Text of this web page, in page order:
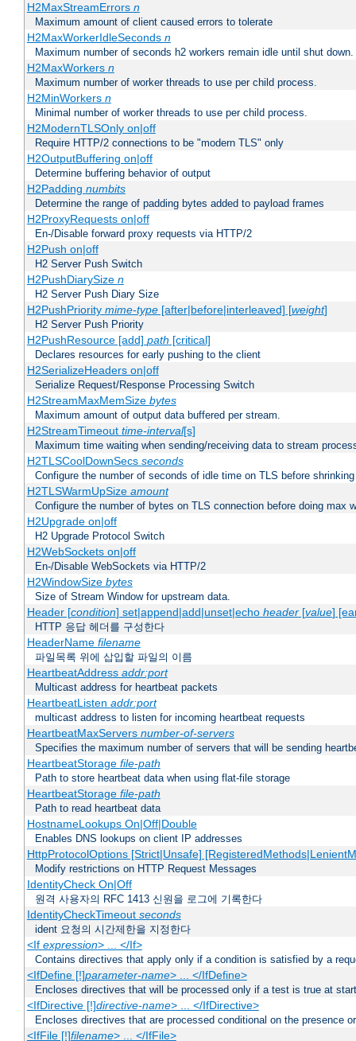
H2MaxStreamErrors n
Maximum amount of client caused errors to tolerate
H2MaxWorkerIdleSeconds n
Maximum number of seconds h2 workers remain idle until shut down.
H2MaxWorkers n
Maximum number of worker threads to use per child process.
H2MinWorkers n
Minimal number of worker threads to use per child process.
H2ModernTLSOnly on|off
Require HTTP/2 connections to be "modern TLS" only
H2OutputBuffering on|off
Determine buffering behavior of output
H2Padding numbits
Determine the range of padding bytes added to payload frames
H2ProxyRequests on|off
En-/Disable forward proxy requests via HTTP/2
H2Push on|off
H2 Server Push Switch
H2PushDiarySize n
H2 Server Push Diary Size
H2PushPriority mime-type[after|before|interleaved] [weight]
H2 Server Push Priority
H2PushResource [add] path [critical]
Declares resources for early pushing to the client
H2SerializeHeaders on|off
Serialize Request/Response Processing Switch
H2StreamMaxMemSize bytes
Maximum amount of output data buffered per stream.
H2StreamTimeout time-interval[s]
Maximum time waiting when sending/receiving data to stream
H2TLSCoolDownSecs seconds
Configure the number of seconds of idle time on TLS before
H2TLSWarmUpSize amount
Configure the number of bytes on TLS connection before doing max
H2Upgrade on|off
H2 Upgrade Protocol Switch
H2WebSockets on|off
En-/Disable WebSockets via HTTP/2
H2WindowSize bytes
Size of Stream Window for upstream data.
Header [condition] set|append|add|unset|echo header[value]
HTTP 응답 헤더를 구성한다
HeaderName filename
파일목록 위에 삽입할 파일의 이름
HeartbeatAddress addr:port
Multicast address for heartbeat packets
HeartbeatListen addr:port
multicast address to listen for incoming heartbeat requests
HeartbeatMaxServers number-of-servers
Specifies the maximum number of servers that will be sending
HeartbeatStorage file-path
Path to store heartbeat data when using flat-file storage
HeartbeatStorage file-path
Path to read heartbeat data
HostnameLookups On|Off|Double
Enables DNS lookups on client IP addresses
HttpProtocolOptions [Strict|Unsafe]
Modify restrictions on HTTP Request Messages
IdentityCheck On|Off
원격 사용자의 RFC 1413 신원을 로그에 기록한다
IdentityCheckTimeout seconds
ident 요청의 시간제한을 지정한다
<If expression> ... </If>
Contains directives that apply only if a condition is satisfied by a
<IfDefine [!]parameter-name> ... </IfDefine>
Encloses directives that will be processed only if a test is true at
<IfDirective [!]directive-name> ... </IfDirective>
Encloses directives that are processed conditional on the presence
<IfFile [!]filename> ... </IfFile>